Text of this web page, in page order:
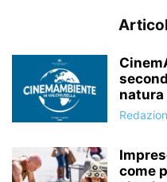
natura
come